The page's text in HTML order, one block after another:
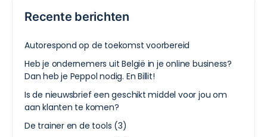
Recente berichten
Autorespond op de toekomst voorbereid
Heb je ondernemers uit België in je online business?
Dan heb je Peppol nodig. En Billit!
Is de nieuwsbrief een geschikt middel voor jou om
aan klanten te komen?
De trainer en de tools (3)